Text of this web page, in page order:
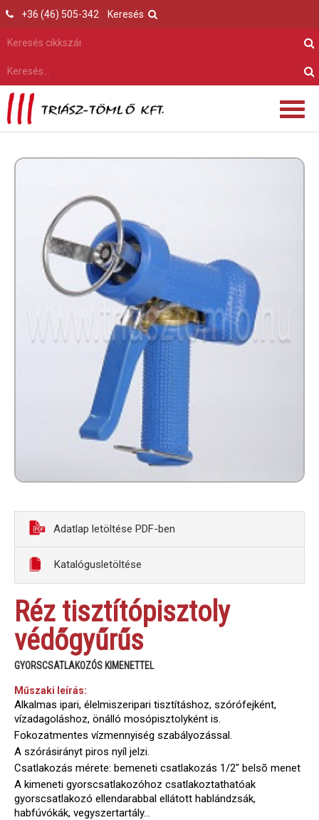
Keresés
+36 (46) 505-342
Adatlap letöltése PDF-ben
Katalógusletöltése
Réz tisztítópisztoly
védőgyűrűs
GYORSCSATLAKOZÓS KIMENETTEL
Műszaki leírás:
Alkalmas ipari, élelmiszeripari tisztításhoz, szórófejként,
vízadagoláshoz, önálló mosópisztolyként is.
Fokozatmentes vízmennyiség szabályozással.
A szórásirányt piros nyíl jelzi.
Csatlakozás mérete: bemeneti csatlakozás 1/2" belsõ menet
A kimeneti gyorscsatlakozóhoz csatlakoztathatóak
gyorscsatlakozó ellendarabbal ellátott hablándzsák,
habfúvókák, vegyszertartály...